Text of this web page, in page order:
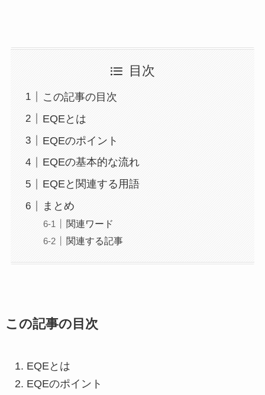
目次
この記事の目次
EQEとは
EQEのポイント
EQEの基本的な流れ
EQEと関連する用語
まとめ
関連ワード
関連する記事
この記事の目次
EQEとは
EQEのポイント